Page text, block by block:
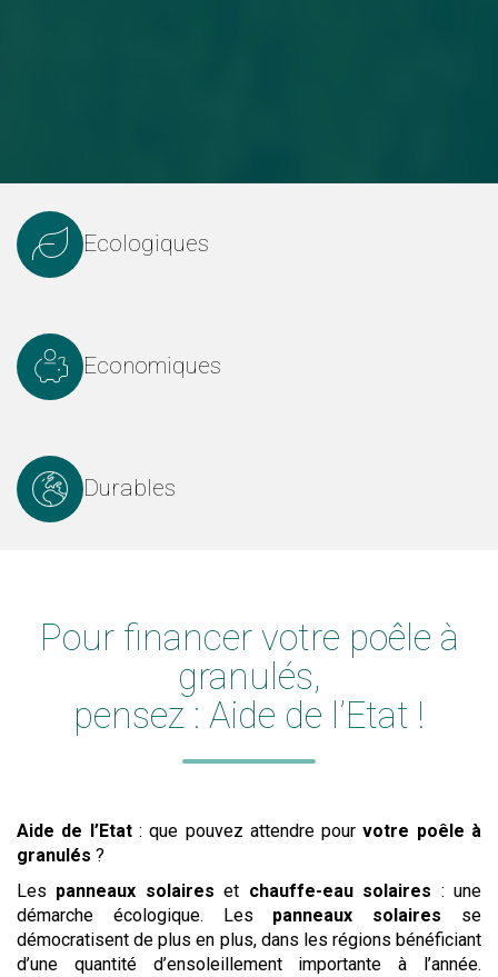
Ecologiques
Economiques
Durables
Pour financer votre poêle à
granulés,
pensez : Aide de l’Etat !
Aide de l’Etat: que pouvez attendre pourvotre poêle à
granulés ?
Les panneaux solaires et chauffe-eau solaires : une
démarche écologique. Les panneaux solaires se
démocratisent de plus en plus, dans les régions bénéficiant
d’une quantité d’ensoleillement importante à l’année.